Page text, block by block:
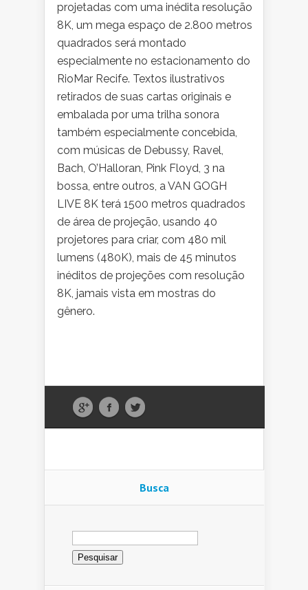
projetadas com uma inédita resolução
8K, um mega espaço de 2.800 metros
quadrados será montado
especialmente no estacionamento do
RioMar Recife. Textos ilustrativos
retirados de suas cartas originais e
embalada por uma trilha sonora
também especialmente concebida,
com músicas de Debussy, Ravel,
Bach, O’Halloran, Pink Floyd, 3 na
bossa, entre outros, a VAN GOGH
LIVE 8K terá 1500 metros quadrados
de área de projeção, usando 40
projetores para criar, com 480 mil
lumens (480K), mais de 45 minutos
inéditos de projeções com resolução
8K, jamais vista em mostras do
gênero.
Busca
Pesquisar
por: